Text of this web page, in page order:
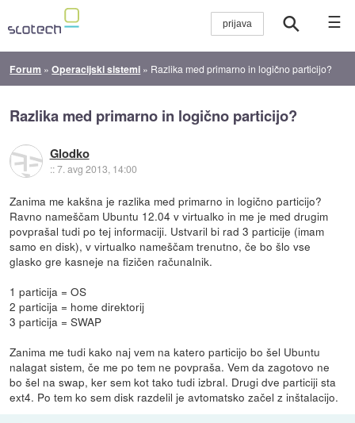
☰
Forum »Operacijski sistemi » Razlika med primarno in logično particijo?
Razlika med primarno in logično particijo?
Glodko
::7. avg 2013, 14:00
Zanima me kakšna je razlika med primarno in logično particijo?
Ravno nameščam Ubuntu 12.04 v virtualko in me je med drugim
povprašal tudi po tej informaciji. Ustvaril bi rad 3 particije (imam
samo en disk), v virtualko nameščam trenutno, če bo šlo vse
glasko gre kasneje na fizičen računalnik.
1 particija = OS
2 particija = home direktorij
3 particija = SWAP
Zanima me tudi kako naj vem na katero particijo bo šel Ubuntu
nalagat sistem, če me po tem ne povpraša. Vem da zagotovo ne
bo šel na swap, ker sem kot tako tudi izbral. Drugi dve particiji sta
ext4. Po tem ko sem disk razdelil je avtomatsko začel z inštalacijo.